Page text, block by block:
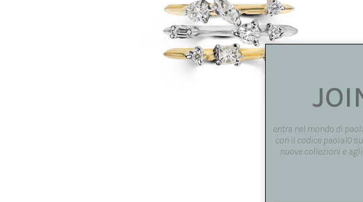
entra nel mondo di
con il codice paola10
nuove collezioni e